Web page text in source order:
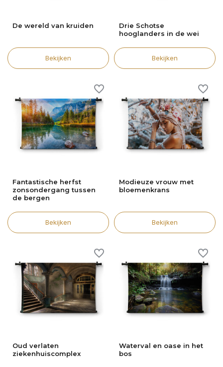
De wereld van kruiden
Bekijken
Drie Schotse
hooglanders in de wei
Bekijken
Fantastische herfst
zonsondergang tussen
de bergen
Bekijken
Modieuze vrouw met
bloemenkrans
Bekijken
Oud verlaten
ziekenhuiscomplex
Waterval en oase in het
bos